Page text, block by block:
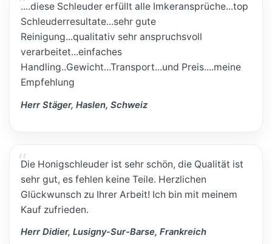
....diese Schleuder erfüllt alle Imkeransprüche...top
Schleuderresultate...sehr gute
Reinigung...qualitativ sehr anspruchsvoll
verarbeitet...einfaches
Handling..Gewicht...Transport...und Preis....meine
Empfehlung
Herr Stäger, Haslen, Schweiz
Die Honigschleuder ist sehr schön, die Qualität ist
sehr gut, es fehlen keine Teile. Herzlichen
Glückwunsch zu Ihrer Arbeit! Ich bin mit meinem
Kauf zufrieden.
Herr Didier, Lusigny-Sur-Barse, Frankreich